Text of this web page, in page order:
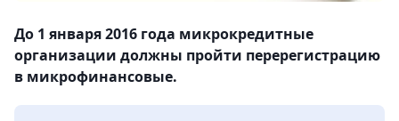
До 1 января 2016 года микрокредитные
организации должны пройти перерегистрацию
в микрофинансовые.